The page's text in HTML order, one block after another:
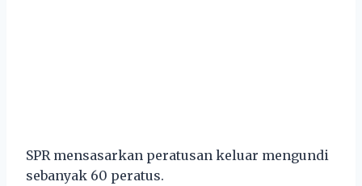
SPR mensasarkan peratusan keluar mengundi
sebanyak 60 peratus.